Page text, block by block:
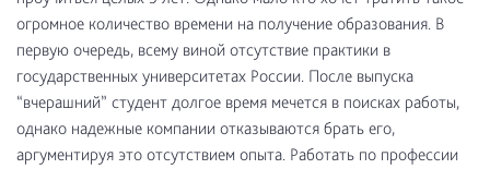
огромное количество времени на получение образования. В
первую очередь, всему виной отсутствие практики в
государственных университетах России. После выпуска
“вчерашний” студент долгое время мечется в поисках работы,
однако надежные компании отказываются брать его,
аргументируя это отсутствием опыта. Работать по профессии